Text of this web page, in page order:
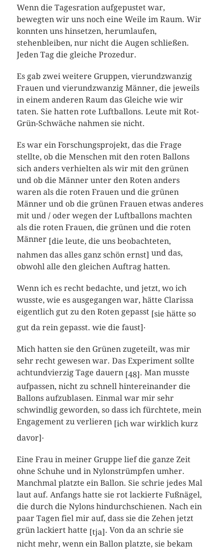
Wenn die Tagesration aufgepustet war,
bewegten wir uns noch eine Weile im Raum. Wir
konnten uns hinsetzen, herumlaufen,
stehenbleiben, nur nicht die Augen schließen.
Jeden Tag die gleiche Prozedur.
Es gab zwei weitere Gruppen, vierundzwanzig
Frauen und vierundzwanzig Männer, die jeweils
in einem anderen Raum das Gleiche wie wir
taten. Sie hatten rote Luftballons. Leute mit Rot-
Grün-Schwäche nahmen sie nicht.
Es war ein Forschungsprojekt, das die Frage
stellte, ob die Menschen mit den roten Ballons
sich anders verhielten als wir mit den grünen
und ob die Männer unter den Roten anders
waren als die roten Frauen und die grünen
Männer und ob die grünen Frauen etwas anderes
mit und / oder wegen der Luftballons machten
als die roten Frauen, die grünen und die roten
Männer [die leute, die uns beobachteten,
nahmen das alles ganz schön ernst] und das,
obwohl alle den gleichen Auftrag hatten.
Wenn ich es recht bedachte, und jetzt, wo ich
wusste, wie es ausgegangen war, hätte Clarissa
eigentlich gut zu den Roten gepasst [sie hätte so
gut da rein gepasst. wie die faust] .
Mich hatten sie den Grünen zugeteilt, was mir
sehr recht gewesen war. Das Experiment sollte
achtundvierzig Tage dauern [48] . Man musste
aufpassen, nicht zu schnell hintereinander die
Ballons aufzublasen. Einmal war mir sehr
schwindlig geworden, so dass ich fürchtete, mein
Engagement zu verlieren [ich war wirklich kurz
davor].
Eine Frau in meiner Gruppe lief die ganze Zeit
ohne Schuhe und in Nylonstrümpfen umher.
Manchmal platzte ein Ballon. Sie schrie jedes Mal
laut auf. Anfangs hatte sie rot lackierte Fußnägel,
die durch die Nylons hindurchschienen. Nach ein
paar Tagen fiel mir auf, dass sie die Zehen jetzt
grün lackiert hatte [tja]. Von da an schrie sie
nicht mehr, wenn ein Ballon platzte, sie bekam